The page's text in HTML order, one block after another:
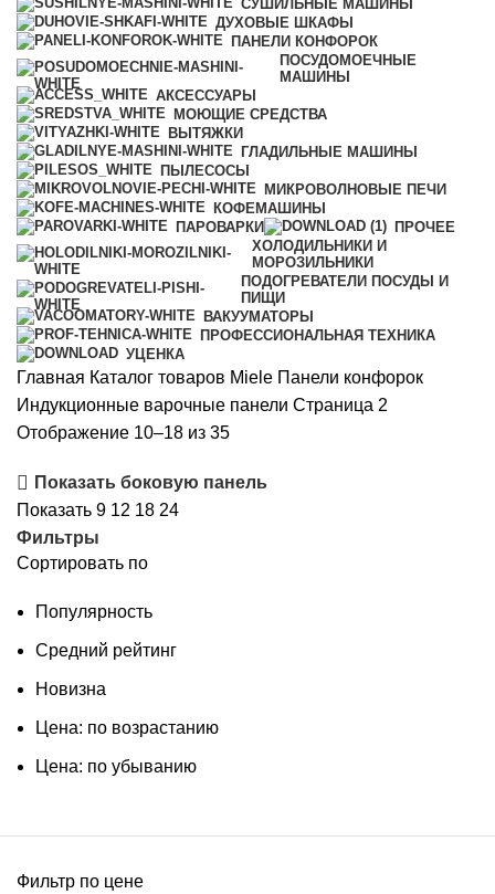
СУШИЛЬНЫЕ МАШИНЫ
ДУХОВЫЕ ШКАФЫ
ПАНЕЛИ КОНФОРОК
ПОСУДОМОЕЧНЫЕ
МАШИНЫ
АКСЕССУАРЫ
МОЮЩИЕ СРЕДСТВА
ВЫТЯЖКИ
ГЛАДИЛЬНЫЕ МАШИНЫ
ПЫЛЕСОСЫ
МИКРОВОЛНОВЫЕ ПЕЧИ
КОФЕМАШИНЫ
ПАРОВАРКИ
ПРОЧЕЕ
ХОЛОДИЛЬНИКИ И
МОРОЗИЛЬНИКИ
ПОДОГРЕВАТЕЛИ ПОСУДЫ И
ПИЩИ
ВАКУУМАТОРЫ
ПРОФЕССИОНАЛЬНАЯ ТЕХНИКА
УЦЕНКА
Главная Каталог товаров Miele Панели конфорок
Индукционные варочные панели Страница 2
Отображение 10–18 из 35Сортировка:
недавние
Показать боковую панель
Показать 9 12 18 24
Фильтры
Сортировать по
Популярность
Средний рейтинг
Новизна
Цена: по возрастанию
Цена: по убыванию
Фильтр по цене